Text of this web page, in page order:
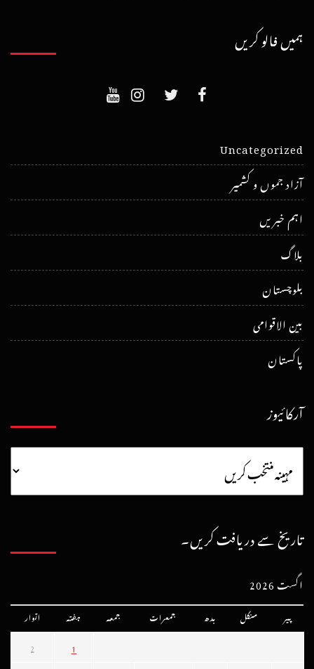
ہمیں فالو کریں
Uncategorized
آزاد جموں و کشمیر
اہم خبریں
بلاگ
بلوچستان
بین الاقوامی
پاکستان
آرکائیوز
تاریخ سے دریافت کریں۔
اگست 2026
پیر منگل بدھ جمعرات جمعہ ہفتہ اتوار
1
2